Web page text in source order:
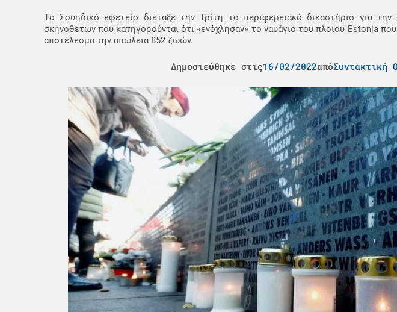
Tο Σουηδικό εφετείο διέταξε την Τρίτη τo περιφερειακό δικαστήριο για
σκηνοθετών που κατηγορούνται ότι «ενόχλησαν» το ναυάγιο του πλοίου Estonia
αποτέλεσμα την απώλεια 852 ζωών.
Δημοσιεύθηκε στις16/02/2022από